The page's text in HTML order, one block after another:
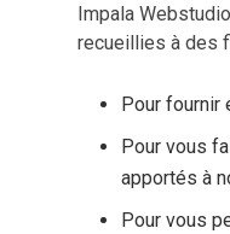
Impala
recueillies à des
Pour fournir
Pour vous
apportés à
Pour vous